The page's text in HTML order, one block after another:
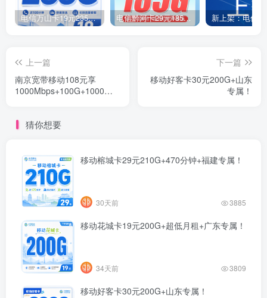
电信万山卡19元235G+100分钟+广东省专属！ 电信黔河卡29元185G+200分钟+贵州专属！
上一篇
南京宽带移动108元享
1000Mbps+100G+1000分
下一篇
移动好客卡30元200G+山东
专属！
猜你想要
移动榕城卡29元210G+470分钟+福建专属！
30天前 3885
移动花城卡19元200G+超低月租+广东专属！
34天前 3809
移动好客卡30元200G+山东专属！